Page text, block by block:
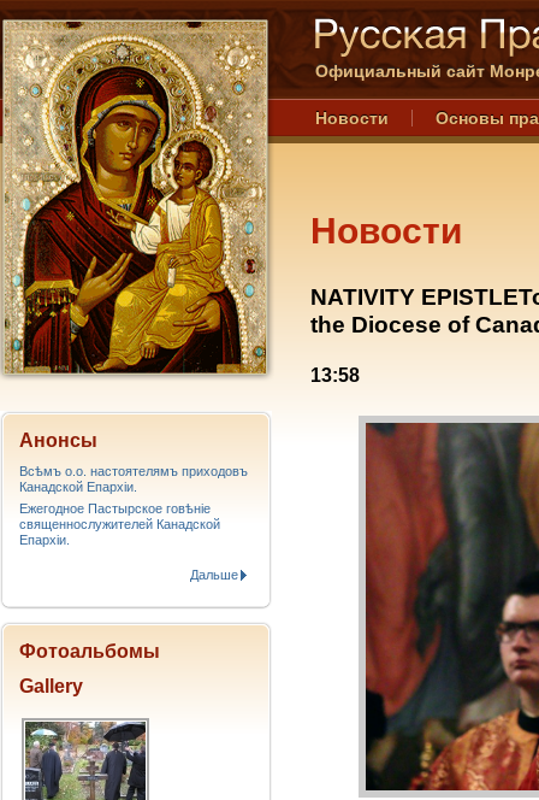
Официальный сайт
Новости Основы
Новости
NATIVITY
the Diocese of
13:58
Анонсы
Всѣмъ о.о. настоятелямъ приходовъ
Канадской Епархiи.
Ежегодное Пастырское говѣніе
священнослужителей Канадской
Епархіи.
Дальше
Фотоальбомы
Gallery